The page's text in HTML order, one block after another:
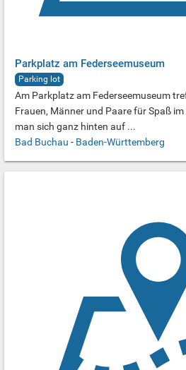
Parkplatz am Federseemuseum
Parking lot
Am Parkplatz am Federseemuseum
Frauen, Männer und Paare für Spaß
man sich ganz hinten auf ...
Bad Buchau - Baden-Württemberg